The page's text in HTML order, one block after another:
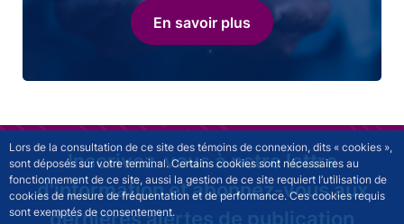
Lors de la consultation de ce site des témoins de connexion, dits « cookies »,
sont déposés sur votre terminal. Certains cookies sont nécessaires au
fonctionnement de ce site, aussi la gestion de ce site requiert l’utilisation de
cookies de mesure de fréquentation et de performance. Ces cookies requis
sont exemptés de consentement.
En savoir plus
Inscrivez-vous à notre lettre
d'information et abonnez-vous aux
dernières alertes de publication